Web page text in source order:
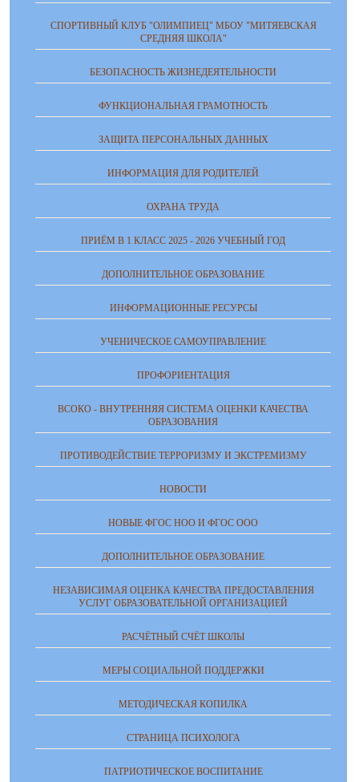
СПОРТИВНЫЙ КЛУБ "ОЛИМПИЕЦ" МБОУ "МИТЯЕВСКАЯ
СРЕДНЯЯ ШКОЛА"
БЕЗОПАСНОСТЬ ЖИЗНЕДЕЯТЕЛЬНОСТИ
ФУНКЦИОНАЛЬНАЯ ГРАМОТНОСТЬ
ЗАЩИТА ПЕРСОНАЛЬНЫХ ДАННЫХ
ИНФОРМАЦИЯ ДЛЯ РОДИТЕЛЕЙ
ОХРАНА ТРУДА
ПРИЁМ В 1 КЛАСС 2025 - 2026 УЧЕБНЫЙ ГОД
ДОПОЛНИТЕЛЬНОЕ ОБРАЗОВАНИЕ
ИНФОРМАЦИОННЫЕ РЕСУРСЫ
УЧЕНИЧЕСКОЕ САМОУПРАВЛЕНИЕ
ПРОФОРИЕНТАЦИЯ
ВСОКО - ВНУТРЕННЯЯ СИСТЕМА ОЦЕНКИ КАЧЕСТВА
ОБРАЗОВАНИЯ
ПРОТИВОДЕЙСТВИЕ ТЕРРОРИЗМУ И ЭКСТРЕМИЗМУ
НОВОСТИ
НОВЫЕ ФГОС НОО И ФГОС ООО
ДОПОЛНИТЕЛЬНОЕ ОБРАЗОВАНИЕ
НЕЗАВИСИМАЯ ОЦЕНКА КАЧЕСТВА ПРЕДОСТАВЛЕНИЯ
УСЛУГ ОБРАЗОВАТЕЛЬНОЙ ОРГАНИЗАЦИЕЙ
РАСЧЁТНЫЙ СЧЁТ ШКОЛЫ
МЕРЫ СОЦИАЛЬНОЙ ПОДДЕРЖКИ
МЕТОДИЧЕСКАЯ КОПИЛКА
СТРАНИЦА ПСИХОЛОГА
ПАТРИОТИЧЕСКОЕ ВОСПИТАНИЕ